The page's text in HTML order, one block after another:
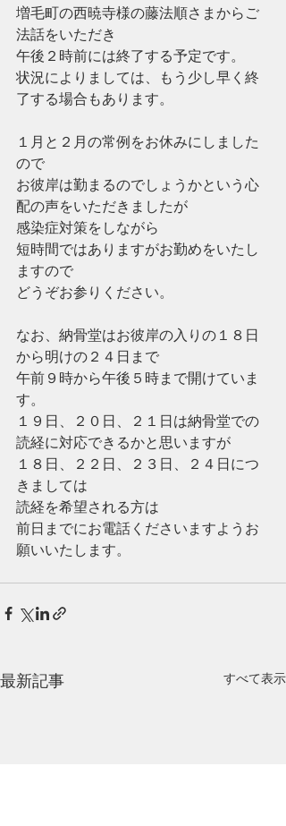
増毛町の西暁寺様の藤法順さまからご
法話をいただき
午後２時前には終了する予定です。
状況によりましては、もう少し早く終
了する場合もあります。
１月と２月の常例をお休みにしました
ので
お彼岸は勤まるのでしょうかという心
配の声をいただきましたが
感染症対策をしながら
短時間ではありますがお勤めをいたし
ますので
どうぞお参りください。
なお、納骨堂はお彼岸の入りの１８日
から明けの２４日まで
午前９時から午後５時まで開けていま
す。
１９日、２０日、２１日は納骨堂での
読経に対応できるかと思いますが
１８日、２２日、２３日、２４日につ
きましては
読経を希望される方は
前日までにお電話くださいますようお
願いいたします。
最新記事 すべて表示